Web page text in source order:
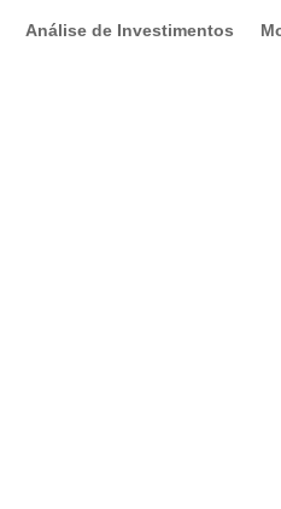
Análise de Investimentos